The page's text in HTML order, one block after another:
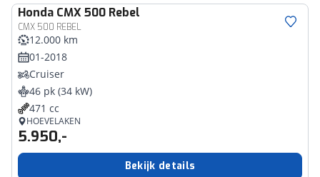
Honda CMX 500 Rebel
CMX 500 REBEL
12.000 km
01-2018
Cruiser
46 pk (34 kW)
471 cc
HOEVELAKEN
5.950,-
Bekijk details